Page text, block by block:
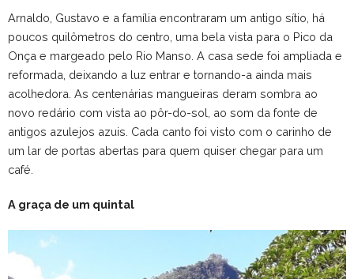
Arnaldo, Gustavo e a família encontraram um antigo sítio, há
poucos quilômetros do centro, uma bela vista para o Pico da
Onça e margeado pelo Rio Manso. A casa sede foi ampliada e
reformada, deixando a luz entrar e tornando-a ainda mais
acolhedora. As centenárias mangueiras deram sombra ao
novo redário com vista ao pôr-do-sol, ao som da fonte de
antigos azulejos azuis. Cada canto foi visto com o carinho de
um lar de portas abertas para quem quiser chegar para um
café.
A graça de um quintal